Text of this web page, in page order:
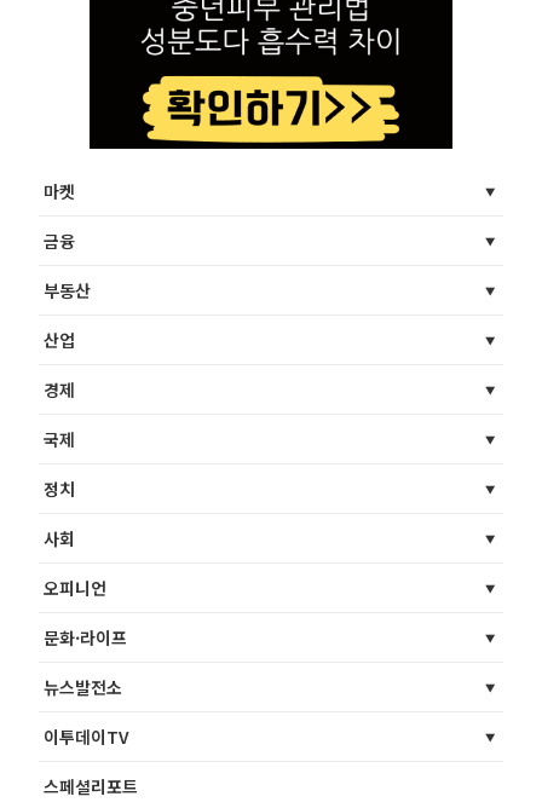
마켓
금융
부동산
산업
경제
국제
정치
사회
오피니언
문화·라이프
뉴스발전소
이투데이TV
스페셜리포트